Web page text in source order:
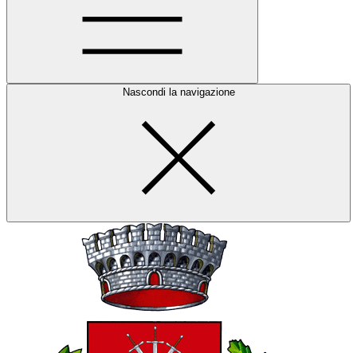
Nascondi la navigazione